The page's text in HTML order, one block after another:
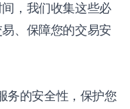
，我们收集这些必
、保障您的交易安
务的安全性，保护您